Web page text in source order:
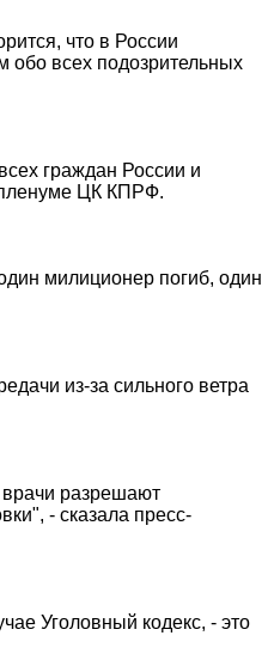
что в России
обо всех подозрительных
граждан России и
ЦК КПРФ.
милиционер погиб, один
из-за сильного ветра
врачи разрешают
- сказала пресс-
Уголовный кодекс, - это